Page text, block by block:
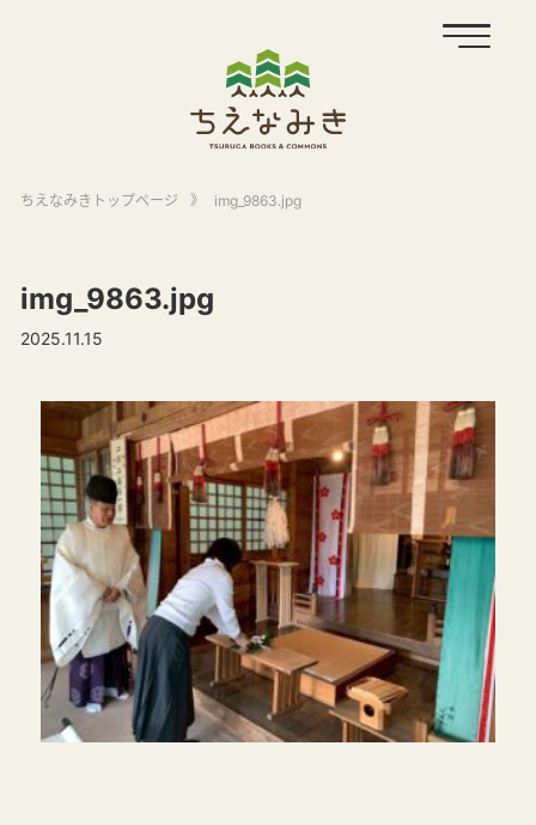
ちえなみきトップページ 》 img_9863.jpg
img_9863.jpg
2025.11.15